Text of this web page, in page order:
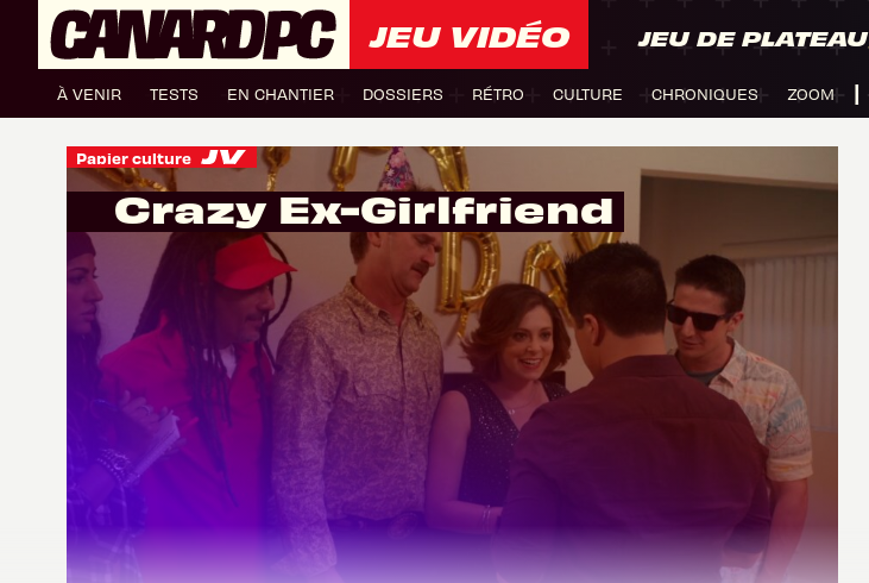
JEU VIDÉO JEU DE PLATEAU
À VENIR TESTS EN CHANTIER DOSSIERS RÉTRO CULTURE CHRONIQUES ZOOM
Papier culture
Crazy Ex-Girlfriend